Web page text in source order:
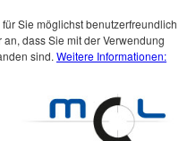
Sie möglichst benutzerfreundlich
dass Sie mit der Verwendung
sind. Weitere Informationen: